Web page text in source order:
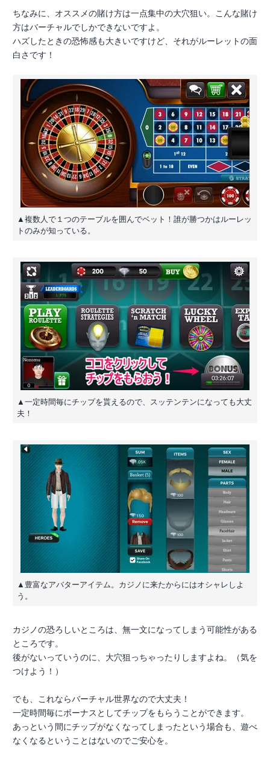
ちなみに、オススメの賭け方は一点集中の大穴狙い。こんな賭け
方はバーチャルでしかできないですよ。
ハズしたときの恐怖感も大きいですけど、それがルーレットの面
白さです！
▲複数人で１つのテーブルを囲んでベット！誰が勝つかはルーレッ
トのみが知っている。
▲一定時間毎にチップを貰えるので、スッテンテンになっても大丈
夫！
▲豊富なアバターアイテム。カジノに来たからにはオシャレしよ
う。
カジノの恐ろしいところは、無一文になってしまう可能性がある
ところです。
後がないっていうのに、大穴狙っちゃったりしますよね。（気を
つけよう！）
でも、これならバーチャル世界なので大丈夫！
一定時間毎にボーナスとしてチップをもらうことができます。
あっという間にチップがなくなってしまったという場合も、遊べ
なくなるということはないのでご安心を。